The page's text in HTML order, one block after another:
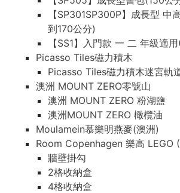
【SP301SP300P】成長型 中
到170公分)
【SS1】入門款 一 二 年級適
Picasso Tiles磁力積木
Picasso Tiles磁力積木迷宮軌
澳洲 MOUNT ZERO零號山
澳洲 MOUNT ZERO 粉湖鹽
澳洲MOUNT ZERO 橄欖油
Moulamein慕樂明燕麥(澳洲)
Room Copenhagen 樂高 LEGO
牆壁掛勾
2格收納盒
4格收納盒